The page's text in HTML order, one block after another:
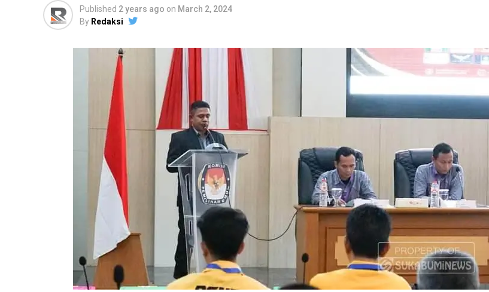
Published 2 years ago on March 2, 2024
By Redaksi